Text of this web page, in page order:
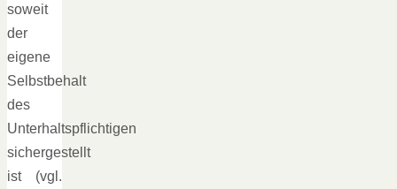
soweit
der
eigene
Selbstbehalt
des
Unterhaltspflichtigen
sichergestellt
ist (vgl.